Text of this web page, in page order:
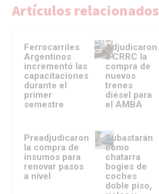
Artículos relacionados
Ferrocarriles
Argentinos
incrementó las
capacitaciones
durante el
primer
semestre
Adjudicaron
a CRRC la
compra de
nuevos
trenes
diésel para
el AMBA
Preadjudicaron
la compra de
insumos para
renovar pasos
a nivel
Subastarán
como
chatarra
bogies de
coches
doble piso,